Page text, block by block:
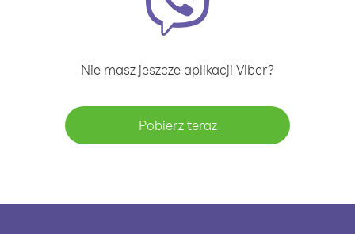
Nie masz jeszcze aplikacji Viber?
Pobierz teraz